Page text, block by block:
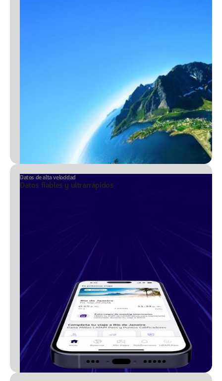
Datos de alta velocidad
Datos fiables y ultrarrápidos